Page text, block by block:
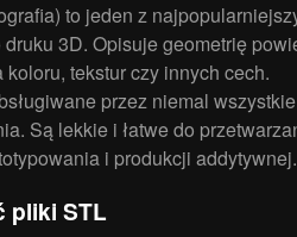
to jeden z
3D. Opisuje geometrię
tekstur czy innych cech.
przez niemal
Są lekkie i łatwe do
i produkcji addytywnej.
pliki STL